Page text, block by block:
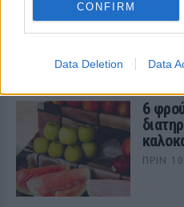
CONFIRM
Data Deletion Data
ΔΕΙΤΕ ΕΠΙΣΗΣ
ΣΤΗΝ ΙΔΙΑ
6
ΠΡΙΝ